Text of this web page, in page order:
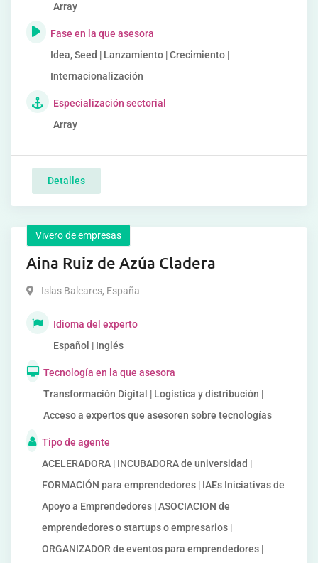
Array
Fase en la que asesora
Idea, Seed | Lanzamiento | Crecimiento |
Internacionalización
Especialización sectorial
Array
Detalles
Vivero de empresas
Aina Ruiz de Azúa Cladera
Islas Baleares, España
Idioma del experto
Español | Inglés
Tecnología en la que asesora
Transformación Digital | Logística y distribución |
Acceso a expertos que asesoren sobre tecnologías
Tipo de agente
ACELERADORA | INCUBADORA de universidad |
FORMACIÓN para emprendedores | IAEs Iniciativas de
Apoyo a Emprendedores | ASOCIACION de
emprendedores o startups o empresarios |
ORGANIZADOR de eventos para emprendedores |